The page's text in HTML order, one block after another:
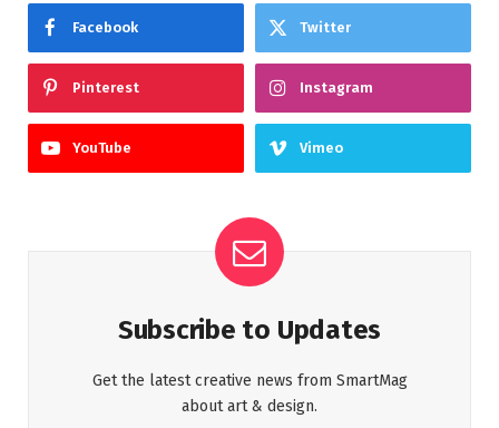
Facebook Twitter
Pinterest Instagram
YouTube Vimeo
Subscribe to Updates
Get the latest creative news from SmartMag
about art & design.